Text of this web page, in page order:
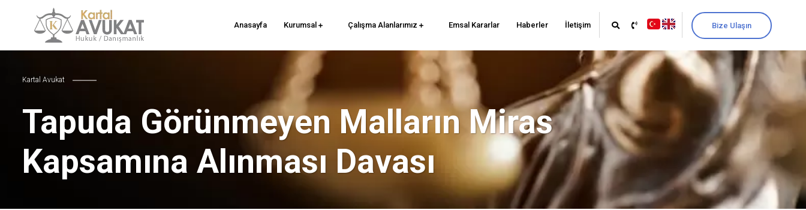
Anasayfa Kurumsal Çalışma Alanlarımız Emsal Kararlar Haberler İletişim Bize Ulaşın
Kartal Avukat
Tapuda Görünmeyen Malların Miras
Kapsamına Alınması Davası